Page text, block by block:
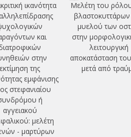
ικανότητα
και
στην
εκτίμηση της
εμφάνισης
στεφανιαίου
ή
αγγειακού
μελέτη
- μαρτύρων
Μελέτη του
μυελού των
στην
λειτουργική
αποκατάσταση
μετά από